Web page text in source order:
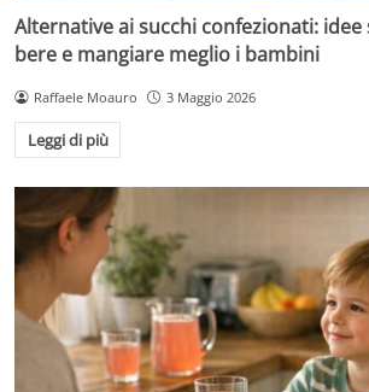
Alternative ai succhi confezionati:
bere e mangiare meglio i bambini
Raffaele Moauro 3 Maggio 2026
Leggi di più